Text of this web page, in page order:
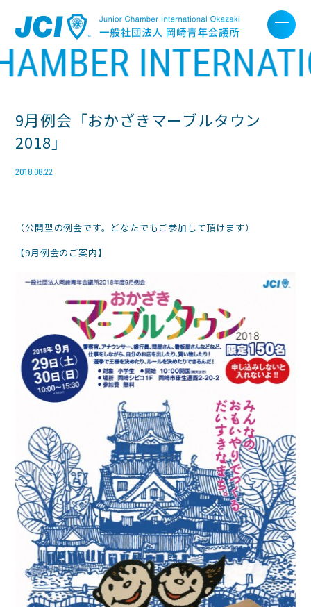
9月例会「おかざきマーブルタウン
2018」
2018.08.22
（公開型の例会です。どなたでもご参加して頂けます）
【9月例会のご案内】